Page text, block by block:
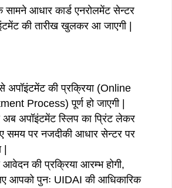
आधार कार्ड एनरोलमेंट सेन्टर
की तारीख खुलकर आ जाएगी |
अपॉइंटमेंट की प्रक्रिया (Online
Process) पूर्ण हो जाएगी |
अपॉइंटमेंट स्लिप का प्रिंट लेकर
समय पर नजदीकी आधार सेन्टर पर
|
की प्रक्रिया आरम्भ होगी,
आपको पुनः UIDAI की आधिकारिक